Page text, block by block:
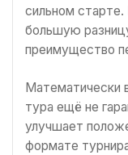
сильном старте.
большую
преимущество
Математически
тура ещё не
улучшает
формате